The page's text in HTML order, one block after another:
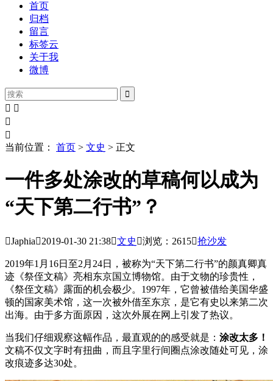
首页
归档
留言
标签云
关于我
微博

 


当前位置： 首页 > 文史 > 正文
一件多处涂改的草稿何以成为
“天下第二行书”？
Japhia2019-01-30 21:38文史 浏览：2615抢沙发
2019年1月16日至2月24日，被称为“天下第二行书”的颜真卿真
迹《祭侄文稿》亮相东京国立博物馆。由于文物的珍贵性，
《祭侄文稿》露面的机会极少。1997年，它曾被借给美国华盛
顿的国家美术馆，这一次被外借至东京，是它有史以来第二次
出海。由于多方面原因，这次外展在网上引发了热议。
当我们仔细观察这幅作品，最直观的的感受就是： 涂改太多！
文稿不仅文字时有扭曲，而且字里行间圈点涂改随处可见，涂
改痕迹多达30处。